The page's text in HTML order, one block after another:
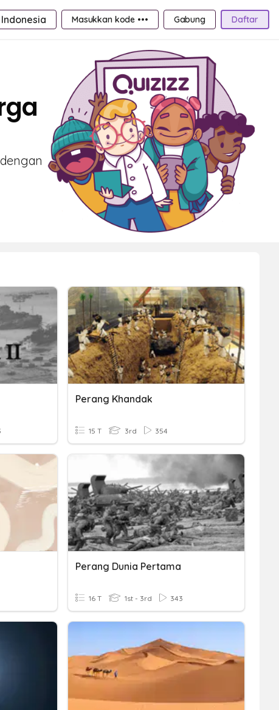
Masukkan kode ••• Gabung Daftar
Perang Khandak
15 T 3rd 354
Perang Dunia Pertama
16 T 1st - 3rd 343